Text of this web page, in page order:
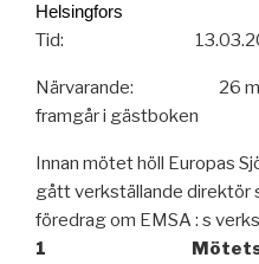
Helsingfors
Tid:
Närvarande:
26
framgår i gästboken
Innan mötet höll Europas
gått verkställande direktör
föredrag om EMSA : s
1